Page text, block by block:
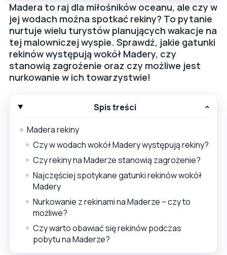
Madera to raj dla miłośników oceanu, ale czy w
jej wodach można spotkać rekiny? To pytanie
nurtuje wielu turystów planujących wakacje na
tej malowniczej wyspie. Sprawdź, jakie gatunki
rekinów występują wokół Madery, czy
stanowią zagrożenie oraz czy możliwe jest
nurkowanie w ich towarzystwie!
Spis treści
Madera rekiny
Czy w wodach wokół Madery występują rekiny?
Czy rekiny na Maderze stanowią zagrożenie?
Najczęściej spotykane gatunki rekinów wokół
Madery
Nurkowanie z rekinami na Maderze – czy to
możliwe?
Czy warto obawiać się rekinów podczas
pobytu na Maderze?